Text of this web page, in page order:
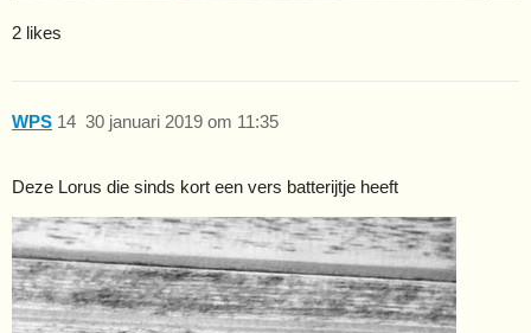
2 likes
WPS 30 januari 2019 om 11:35
14
Deze Lorus die sinds kort een vers batterijtje heeft